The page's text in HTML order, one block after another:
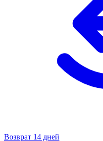
Возврат 14 дней